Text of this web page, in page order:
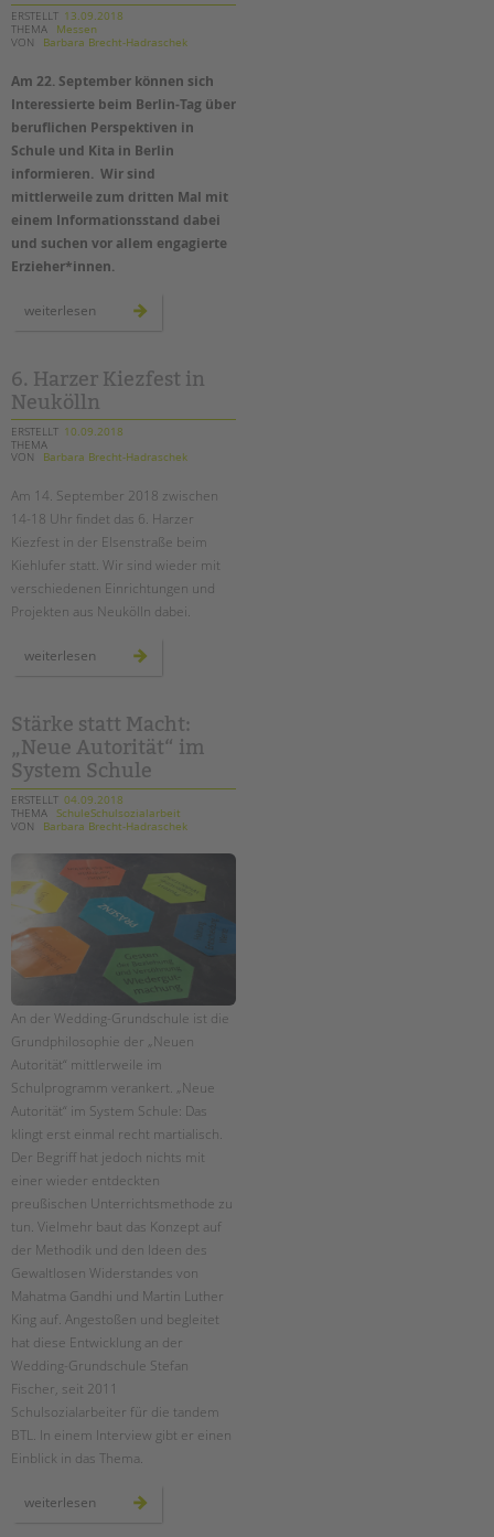
ERSTELLT 13.09.2018
THEMA
Messen
VON
Barbara Brecht-Hadraschek
Am 22. September können sich
Interessierte beim Berlin-Tag über
beruflichen Perspektiven in
Schule und Kita in Berlin
informieren. Wir sind
mittlerweile zum dritten Mal mit
einem Informationsstand dabei
und suchen vor allem engagierte
Erzieher*innen.
weiterlesen
tag
–
erzieher*innen
gesucht!
6. Harzer Kiezfest in
Neukölln
ERSTELLT 10.09.2018
THEMA
VON
Barbara Brecht-Hadraschek
Am 14. September 2018 zwischen
14-18 Uhr findet das 6. Harzer
Kiezfest in der Elsenstraße beim
Kiehlufer statt. Wir sind wieder mit
verschiedenen Einrichtungen und
Projekten aus Neukölln dabei.
weiterlesen
Stärke statt Macht:
„Neue Autorität“ im
System Schule
ERSTELLT 04.09.2018
THEMA SchuleSchulsozialarbeit
VON
Barbara Brecht-Hadraschek
An der Wedding-Grundschule ist die
Grundphilosophie der „Neuen
Autorität“ mittlerweile im
Schulprogramm verankert. „Neue
Autorität“ im System Schule: Das
klingt erst einmal recht martialisch.
Der Begriff hat jedoch nichts mit
einer wieder entdeckten
preußischen Unterrichtsmethode zu
tun. Vielmehr baut das Konzept auf
der Methodik und den Ideen des
Gewaltlosen Widerstandes von
Mahatma Gandhi und Martin Luther
King auf. Angestoßen und begleitet
hat diese Entwicklung an der
Wedding-Grundschule Stefan
Fischer, seit 2011
Schulsozialarbeiter für die tandem
BTL. In einem Interview gibt er einen
Einblick in das Thema.
weiterlesen